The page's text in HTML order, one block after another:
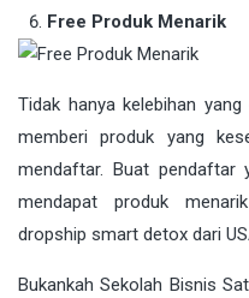
Free Produk Menarik
Tidak hanya kelebihan
memberi produk yang
mendaftar. Buat pendaftar
mendapat produk
dropship smart detox dari
Bukankah Sekolah Bisnis